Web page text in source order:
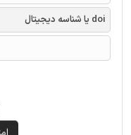
doi یا شناسه دیجیتال